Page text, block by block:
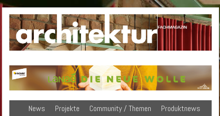
News Projekte Community / Themen
Produktnews